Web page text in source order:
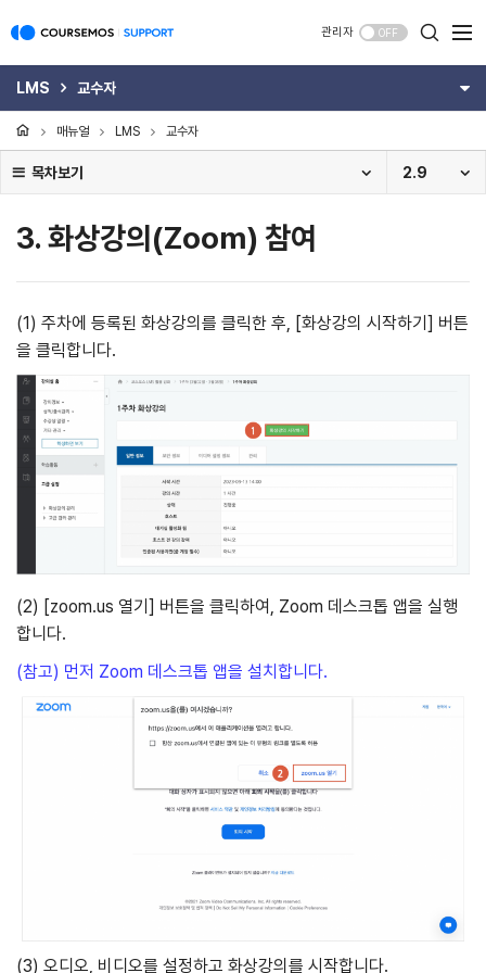
관리자 OFF
LMS 교수자
매뉴얼 LMS 교수자
목차보기 2.9
3. 화상강의(Zoom) 참여
(1) 주차에 등록된 화상강의를 클릭한 후, [화상강의 시작하기] 버튼
을 클릭합니다.
(2) [zoom.us 열기] 버튼을 클릭하여, Zoom 데스크톱 앱을 실행
합니다.
(참고) 먼저 Zoom 데스크톱 앱을 설치합니다.
(3) 오디오, 비디오를 설정하고 화상강의를 시작합니다.